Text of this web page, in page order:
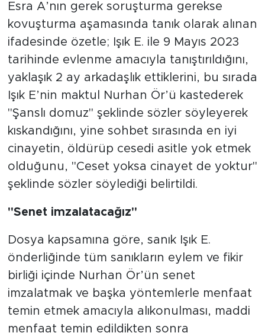
Esra A’nın gerek soruşturma gerekse
kovuşturma aşamasında tanık olarak alınan
ifadesinde özetle; Işık E. ile 9 Mayıs 2023
tarihinde evlenme amacıyla tanıştırıldığını,
yaklaşık 2 ay arkadaşlık ettiklerini, bu sırada
Işık E’nin maktul Nurhan Ör’ü kastederek
"Şanslı domuz" şeklinde sözler söyleyerek
kıskandığını, yine sohbet sırasında en iyi
cinayetin, öldürüp cesedi asitle yok etmek
olduğunu, "Ceset yoksa cinayet de yoktur"
şeklinde sözler söylediği belirtildi.
"Senet imzalatacağız"
Dosya kapsamına göre, sanık Işık E.
önderliğinde tüm sanıkların eylem ve fikir
birliği içinde Nurhan Ör’ün senet
imzalatmak ve başka yöntemlerle menfaat
temin etmek amacıyla alıkonulması, maddi
menfaat temin edildikten sonra